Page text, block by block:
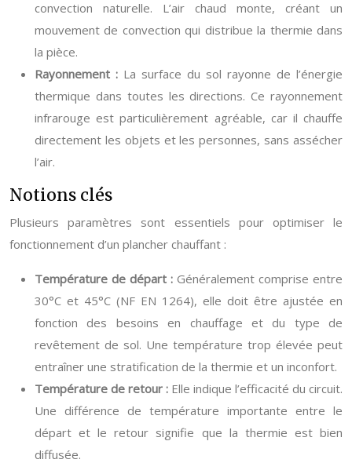
convection naturelle. L’air chaud monte, créant un
mouvement de convection qui distribue la thermie dans
la pièce.
Rayonnement : La surface du sol rayonne de l’énergie
thermique dans toutes les directions. Ce rayonnement
infrarouge est particulièrement agréable, car il chauffe
directement les objets et les personnes, sans assécher
l’air.
Notions clés
Plusieurs paramètres sont essentiels pour optimiser le
fonctionnement d’un plancher chauffant :
Température de départ : Généralement comprise entre
30°C et 45°C (NF EN 1264), elle doit être ajustée en
fonction des besoins en chauffage et du type de
revêtement de sol. Une température trop élevée peut
entraîner une stratification de la thermie et un inconfort.
Température de retour : Elle indique l’efficacité du circuit.
Une différence de température importante entre le
départ et le retour signifie que la thermie est bien
diffusée.